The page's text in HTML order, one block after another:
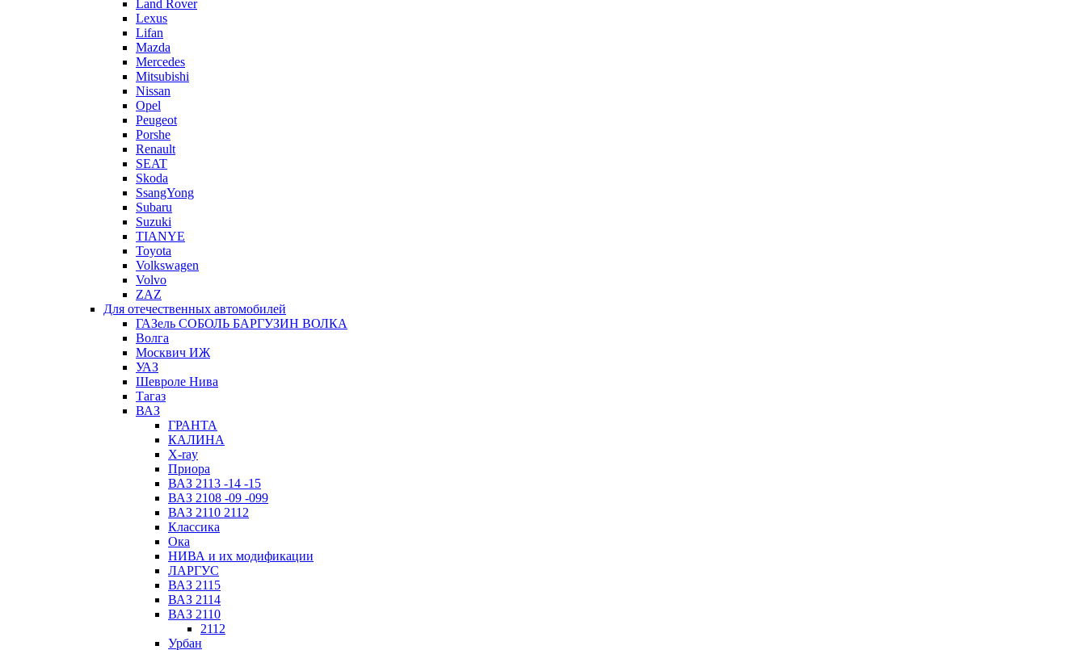
Land Rover
Lexus
Lifan
Mazda
Mercedes
Mitsubishi
Nissan
Opel
Peugeot
Porshe
Renault
SEAT
Skoda
SsangYong
Subaru
Suzuki
TIANYE
Toyota
Volkswagen
Volvo
ZAZ
Для отечественных автомобилей
ГАЗель СОБОЛЬ БАРГУЗИН ВОЛКА
Волга
Москвич ИЖ
УАЗ
Шевроле Нива
Тагаз
ВАЗ
ГРАНТА
КАЛИНА
X-ray
Приора
ВАЗ 2113 -14 -15
ВАЗ 2108 -09 -099
ВАЗ 2110 2112
Классика
Ока
НИВА и их модификации
ЛАРГУС
ВАЗ 2115
ВАЗ 2114
ВАЗ 2110
2112
Урбан